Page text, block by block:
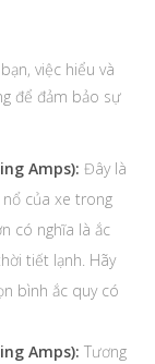
việc hiểu và
để đảm bảo sự
Amps): Đây là
của xe trong
có nghĩa là ắc
tiết lạnh. Hãy
bình ắc quy có
Amps): Tương